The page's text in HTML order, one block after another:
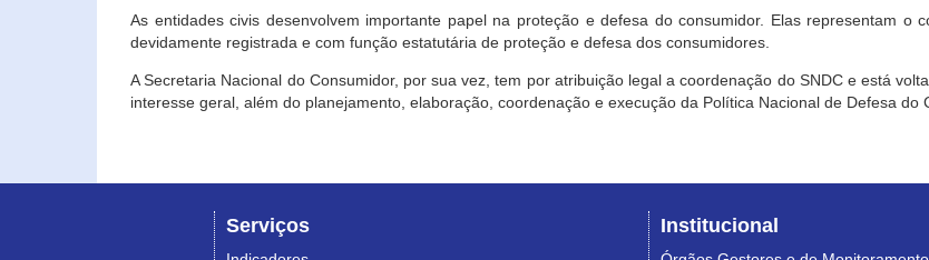
As entidades civis desenvolvem importante papel na proteção e defesa do consumidor. Elas representam o
devidamente registrada e com função estatutária de proteção e defesa dos consumidores.
A Secretaria Nacional do Consumidor, por sua vez, tem por atribuição legal a coordenação do SNDC e está
interesse geral, além do planejamento, elaboração, coordenação e execução da Política Nacional de Defesa do
Serviços Institucional